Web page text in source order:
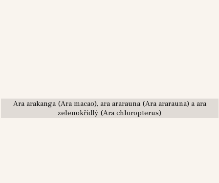
Ara arakanga (Ara macao), ara ararauna (Ara ararauna) a ara
zelenokřídlý (Ara chloropterus)